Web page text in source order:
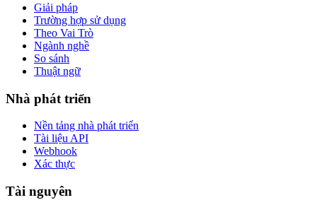
Giải pháp
Trường hợp sử dụng
Theo Vai Trò
Ngành nghề
So sánh
Thuật ngữ
Nhà phát triển
Nền tảng nhà phát triển
Tài liệu API
Webhook
Xác thực
Tài nguyên